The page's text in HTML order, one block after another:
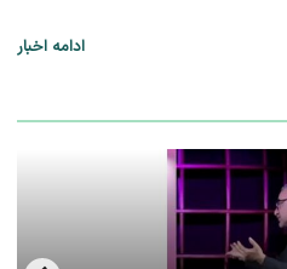
ادامه اخبار